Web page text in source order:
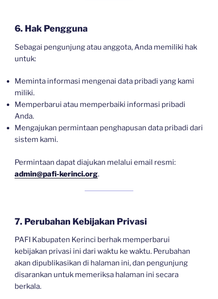
6. Hak Pengguna
Sebagai pengunjung atau anggota, Anda memiliki hak
untuk:
Meminta informasi mengenai data pribadi yang kami
miliki.
Memperbarui atau memperbaiki informasi pribadi
Anda.
Mengajukan permintaan penghapusan data pribadi dari
sistem kami.
Permintaan dapat diajukan melalui email resmi:
admin@pafi-kerinci.org.
7. Perubahan Kebijakan Privasi
PAFI Kabupaten Kerinci berhak memperbarui
kebijakan privasi ini dari waktu ke waktu. Perubahan
akan dipublikasikan di halaman ini, dan pengunjung
disarankan untuk memeriksa halaman ini secara
berkala.